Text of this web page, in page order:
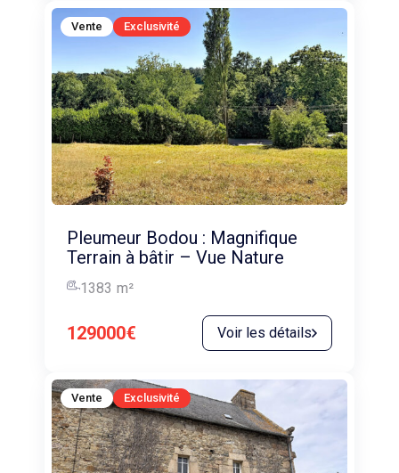
Vente Exclusivité
Pleumeur Bodou : Magnifique
Terrain à bâtir – Vue Nature
1383 m²
129000€ Voir les détails
Vente Exclusivité